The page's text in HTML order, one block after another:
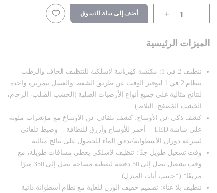
-
+ أضف إلى سلة التسوق
الميزات الرئيسية
تنظيف 2 في 1: مكنسة كهربائية لاسلكية للتنظيف الجاف والرطب
بنظام 2 في 1 لتوفير الوقت عن طريق الشفط والغسل بتمريرة واحدة
لنتائج مثالية على جميع أنواع الأرضيات الصلبة (الخشب الصلب، الرخام،
الخشب المُصفح، البلاط)
كشف ذكي عن الأوساخ: كشف تلقائي عن الأوساخ مع مؤشرات ملونة
على شاشة LED —أحمر للأوساخ وأزرق للنظافة— وضبط تلقائي
لسرعة دوران الأسطوانة/تدفق الماء للحصول على نتائج مثالية
وقت تشغيل طويل جدًا: تنظيف لاسلكي يغطي مسافات طويلة، مع
وقت تشغيل يصل إلى 50 دقيقة لتغطية مساحة تصل إلى 350 مترًا
مربعًا* (*حسب أثاث المنزل)
تنظيف بلا عناء: تصميم خفيف الوزن للغاية مع نظام أسطوانة ذاتية